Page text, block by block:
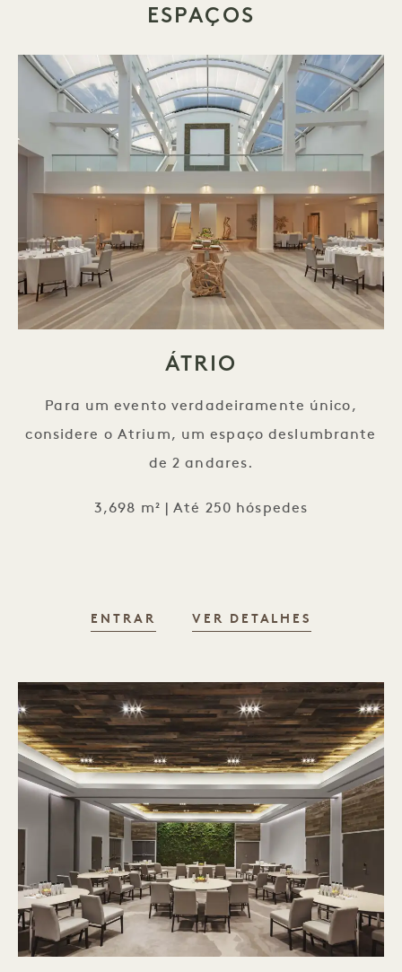
ESPAÇOS
ÁTRIO
Para um evento verdadeiramente único,
considere o Atrium, um espaço deslumbrante
de 2 andares.
3,698 m² | Até 250 hóspedes
ENTRAR VER DETALHES